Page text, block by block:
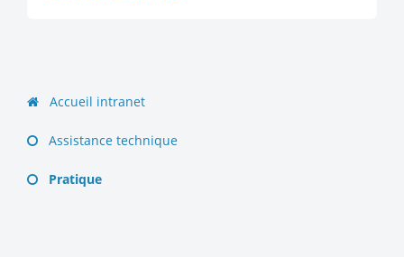
Accueil intranet
Assistance technique
Pratique